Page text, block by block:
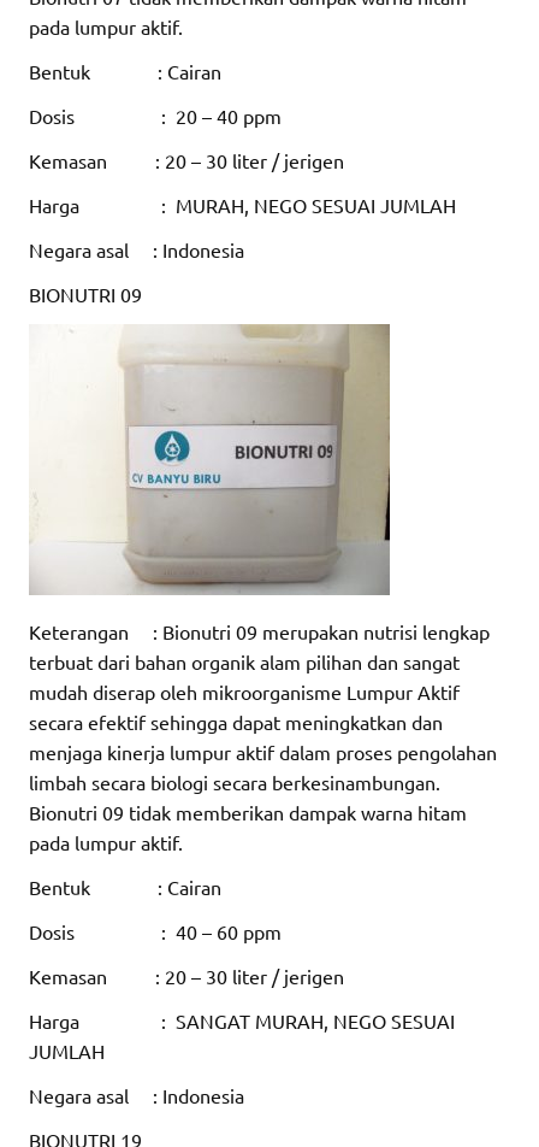
pada lumpur aktif.
Bentuk : Cairan
Dosis : 20 – 40 ppm
Kemasan : 20 – 30 liter / jerigen
Harga : MURAH, NEGO SESUAI JUMLAH
Negara asal : Indonesia
BIONUTRI 09
Keterangan : Bionutri 09 merupakan nutrisi lengkap
terbuat dari bahan organik alam pilihan dan sangat
mudah diserap oleh mikroorganisme Lumpur Aktif
secara efektif sehingga dapat meningkatkan dan
menjaga kinerja lumpur aktif dalam proses pengolahan
limbah secara biologi secara berkesinambungan.
Bionutri 09 tidak memberikan dampak warna hitam
pada lumpur aktif.
Bentuk : Cairan
Dosis : 40 – 60 ppm
Kemasan : 20 – 30 liter / jerigen
Harga : SANGAT MURAH, NEGO SESUAI
JUMLAH
Negara asal : Indonesia
BIONUTRI 19